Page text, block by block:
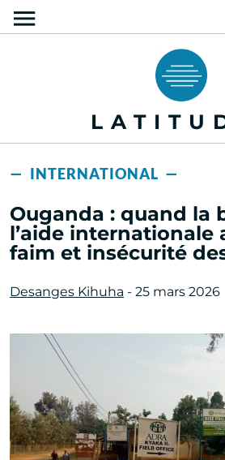
— INTERNATIONAL —
Ouganda : quand la
l’aide internationale
faim et insécurité
Desanges Kihuha - 25 mars 2026